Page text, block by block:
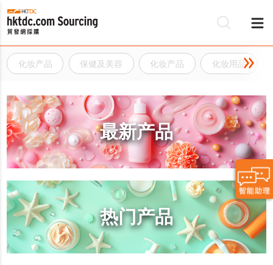
化妆产品 保健及美容 化妆产品 化妆用品
最新产品
热门产品